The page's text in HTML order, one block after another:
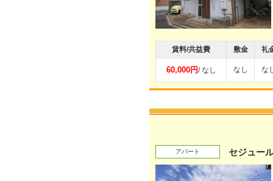
賃料/共益費 敷金 礼
60,000円/ なし なし な
アパート セジュー